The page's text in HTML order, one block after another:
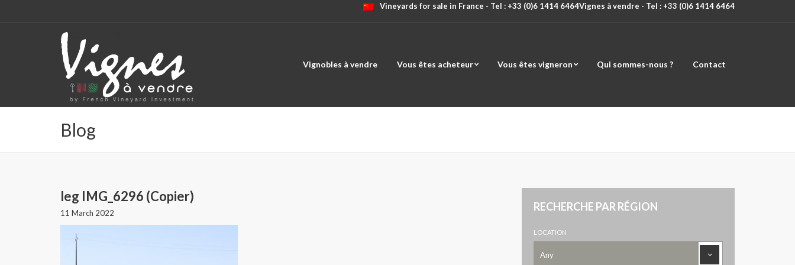
Vineyards for sale in France - Tel : +33 (0)6 1414 6464Vignes à vendre - Tel : +33 (0)6 1414 6464
CODE: SELECT ALL
Vignobles à vendre Vous êtes acheteur Vous êtes vigneron Qui sommes-nous ? Contact
Blog
leg IMG_6296 (Copier)
11 March 2022 RECHERCHE PAR RÉGION
LOCATION